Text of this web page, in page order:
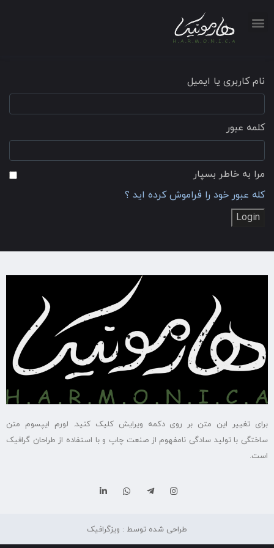
نام کاربری یا ایمیل
کلمه عبور
مرا به خاطر بسپار
کله عبور خود را فراموش کرده اید ؟
برای تغییر این متن بر روی دکمه ویرایش کلیک کنید. لورم ایپسوم متن
ساختگی با تولید سادگی نامفهوم از صنعت چاپ و با استفاده از طراحان گرافیک
است.
طراحی شده توسط : ویزگرافیک